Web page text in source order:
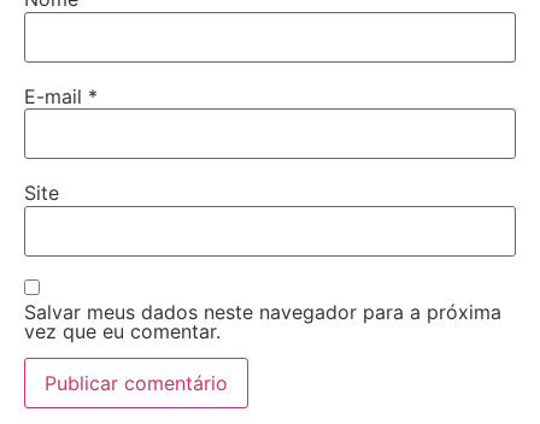
E-mail *
Site
Salvar meus dados neste navegador para a próxima
vez que eu comentar.